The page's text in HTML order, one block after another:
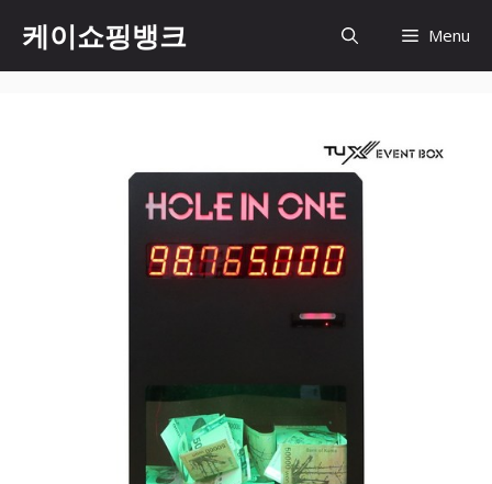
content
케이쇼핑뱅크 Menu